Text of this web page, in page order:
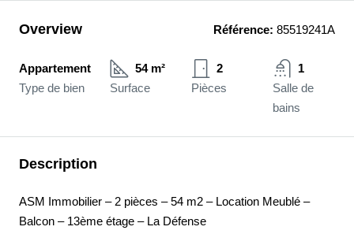
Overview Référence: 85519241A
Appartement
Type de bien
54 m²
Surface
2
Pièces
1
Salle de
bains
Description
ASM Immobilier – 2 pièces – 54 m2 – Location Meublé –
Balcon – 13ème étage – La Défense